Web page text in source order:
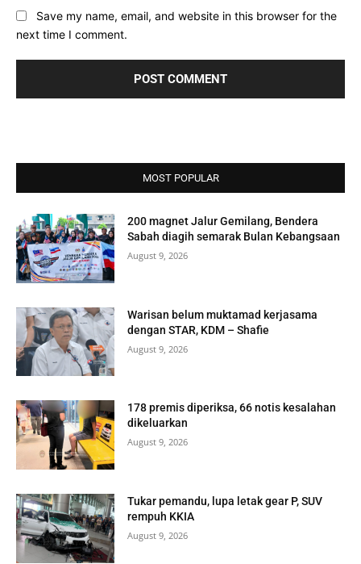
Save my name, email, and website in this browser for the
next time I comment.
MOST POPULAR
200 magnet Jalur Gemilang, Bendera
Sabah diagih semarak Bulan Kebangsaan
August 9, 2026
Warisan belum muktamad kerjasama
dengan STAR, KDM – Shafie
August 9, 2026
178 premis diperiksa, 66 notis kesalahan
dikeluarkan
August 9, 2026
Tukar pemandu, lupa letak gear P, SUV
rempuh KKIA
August 9, 2026